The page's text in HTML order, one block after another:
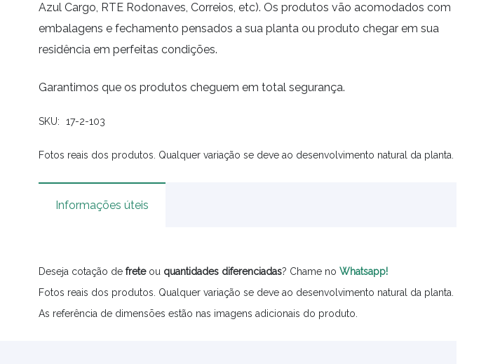
Azul Cargo, RTE Rodonaves, Correios, etc). Os produtos vão acomodados com
embalagens e fechamento pensados a sua planta ou produto chegar em sua
residência em perfeitas condições.
Garantimos que os produtos cheguem em total segurança.
SKU: 17-2-103
Fotos reais dos produtos. Qualquer variação se deve ao desenvolvimento natural da planta.
Informações úteis
Deseja cotação de freteou quantidades diferenciadas? Chame no Whatsapp!
Fotos reais dos produtos. Qualquer variação se deve ao desenvolvimento natural da planta.
As referência de dimensões estão nas imagens adicionais do produto.